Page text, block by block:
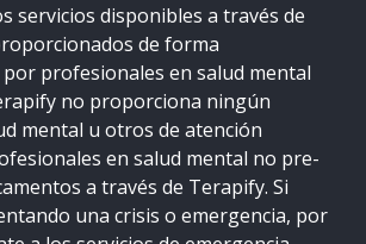
servicios disponibles a través de
de forma
profesionales en salud mental
no proporciona ningún
mental u otros de atención
en salud mental no pre-
a través de Terapify. Si
una crisis o emergencia, por